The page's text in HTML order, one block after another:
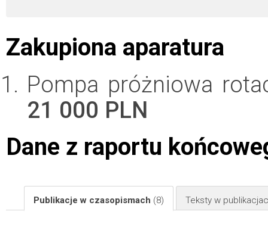
Zakupiona aparatura
Pompa próżniowa
21 000 PLN
Dane z raportu
Publikacje w czasopismach (8) Teksty w